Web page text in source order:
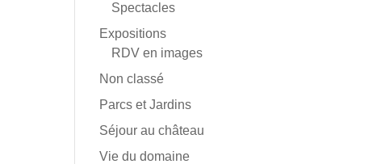
Spectacles
Expositions
RDV en images
Non classé
Parcs et Jardins
Séjour au château
Vie du domaine